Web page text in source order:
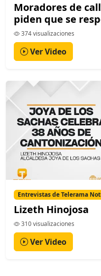
Moradores de
piden que se
374 visualizaciones
Ver Video
Entrevistas de Telerama
Lizeth Hinojosa
310 visualizaciones
Ver Video